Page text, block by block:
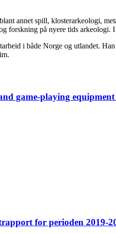
annet spill, klosterarkeologi,
forskning på nyere tids
i både Norge og utlandet.
game-playing
for perioden 2019-